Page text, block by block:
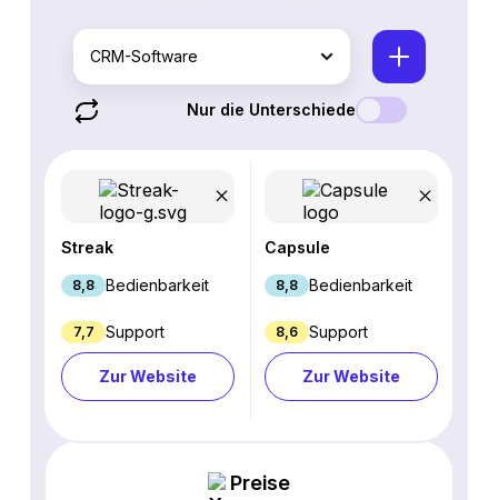
CRM-Software
Nur die Unterschiede
Streak
8,8 Bedienbarkeit
7,7 Support
Zur Website
Capsule
8,8 Bedienbarkeit
8,6 Support
Zur Website
Preise